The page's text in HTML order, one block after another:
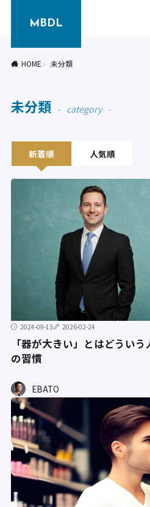
MBDL
HOME 未分類
未分類 category
新着順 人気順
2024-09-13 2026-02-24
「器が大きい」とはどうい
の習慣
EBATO